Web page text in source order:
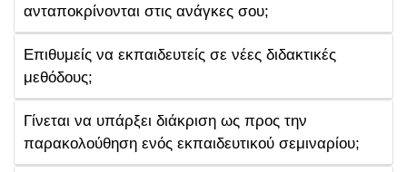
ανταποκρίνονται στις ανάγκες σου;
Επιθυμείς να εκπαιδευτείς σε νέες διδακτικές
μεθόδους;
Γίνεται να υπάρξει διάκριση ως προς την
παρακολούθηση ενός εκπαιδευτικού σεμιναρίου;